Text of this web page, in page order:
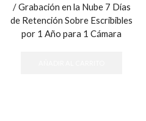
/ Grabación en la Nube 7 Días
de Retención Sobre Escribibles
por 1 Año para 1 Cámara